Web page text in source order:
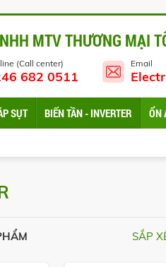
MTV THƯƠNG MẠI
(Call center)
682 0511
Email
SỤT BIẾN TẦN - INVERTER ỔN
SẮP